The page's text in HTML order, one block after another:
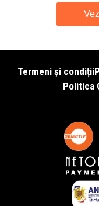
Termeni și condiții
Politica